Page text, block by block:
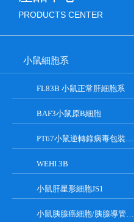
PRODUCTS CENTER
小鼠細胞系
FL83B 小鼠正常肝細胞系
BAF3小鼠原B細胞
PT67小鼠逆轉錄病毒包裝細胞
WEHI 3B
小鼠肝星形細胞JS1
小鼠胰腺癌細胞/胰腺導管癌PAN02